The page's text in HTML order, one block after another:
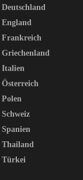
Deutschland
England
Frankreich
Griechenland
Italien
Österreich
Polen
Schweiz
Spanien
Thailand
Türkei